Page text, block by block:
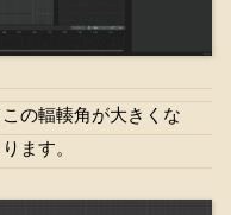
の輻輳角が大きくな
ます。